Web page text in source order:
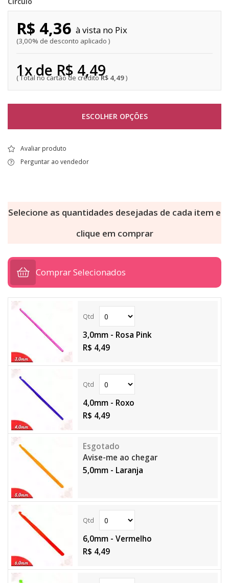
R$ 4,49
1x de R$ 4,49
R$ 4,36
3,00% de desconto aplicado
Pix
ESCOLHER OPÇÕES
Avaliar produto
Perguntar ao vendedor
Selecione as quantidades desejadas de cada item e
clique em comprar
Comprar Selecionados
3,0mm - Rosa Pink
R$ 4,49
4,0mm - Roxo
R$ 4,49
Avise-me ao chegar
5,0mm - Laranja
6,0mm - Vermelho
R$ 4,49